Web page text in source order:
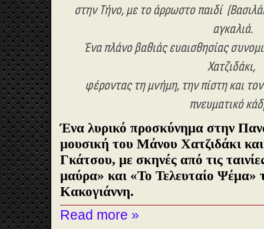
στην Τήνο, με το άρρωστο παιδί
αγκαλιά.
Ένα πλάνο βαθιάς ευαισθησίας
Χατζιδάκι,
φέροντας τη μνήμη, την πίστη και
πνευματικό
Ένα λυρικό προσκύνημα στην
μουσική του Μάνου Χατζιδάκι
Γκάτσου, με σκηνές από τις
μαύρα» και «Το Τελευταίο Ψέμα»
Κακογιάννη.
Read more »